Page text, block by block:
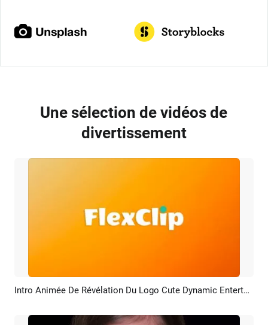
Une sélection de vidéos de
divertissement
Aperçu Créer IA Intro Animée De Révélation Du Logo Cute Dynamic Entertainment Ai